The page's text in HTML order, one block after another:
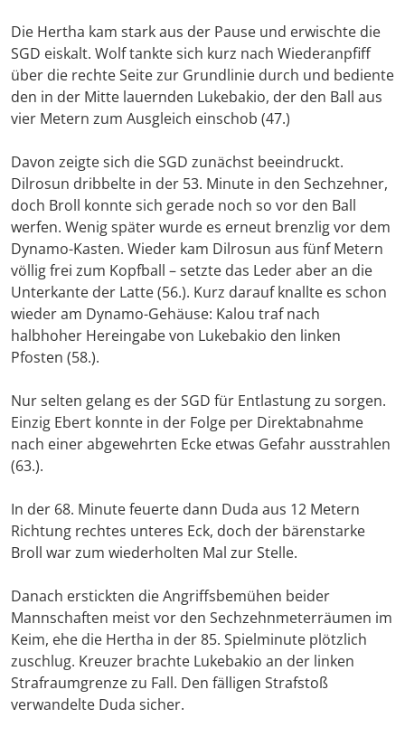
Die Hertha kam stark aus der Pause und erwischte die
SGD eiskalt. Wolf tankte sich kurz nach Wiederanpfiff
über die rechte Seite zur Grundlinie durch und bediente
den in der Mitte lauernden Lukebakio, der den Ball aus
vier Metern zum Ausgleich einschob (47.)
Davon zeigte sich die SGD zunächst beeindruckt.
Dilrosun dribbelte in der 53. Minute in den Sechzehner,
doch Broll konnte sich gerade noch so vor den Ball
werfen. Wenig später wurde es erneut brenzlig vor dem
Dynamo-Kasten. Wieder kam Dilrosun aus fünf Metern
völlig frei zum Kopfball – setzte das Leder aber an die
Unterkante der Latte (56.). Kurz darauf knallte es schon
wieder am Dynamo-Gehäuse: Kalou traf nach
halbhoher Hereingabe von Lukebakio den linken
Pfosten (58.).
Nur selten gelang es der SGD für Entlastung zu sorgen.
Einzig Ebert konnte in der Folge per Direktabnahme
nach einer abgewehrten Ecke etwas Gefahr ausstrahlen
(63.).
In der 68. Minute feuerte dann Duda aus 12 Metern
Richtung rechtes unteres Eck, doch der bärenstarke
Broll war zum wiederholten Mal zur Stelle.
Danach erstickten die Angriffsbemühen beider
Mannschaften meist vor den Sechzehnmeterräumen im
Keim, ehe die Hertha in der 85. Spielminute plötzlich
zuschlug. Kreuzer brachte Lukebakio an der linken
Strafraumgrenze zu Fall. Den fälligen Strafstoß
verwandelte Duda sicher.